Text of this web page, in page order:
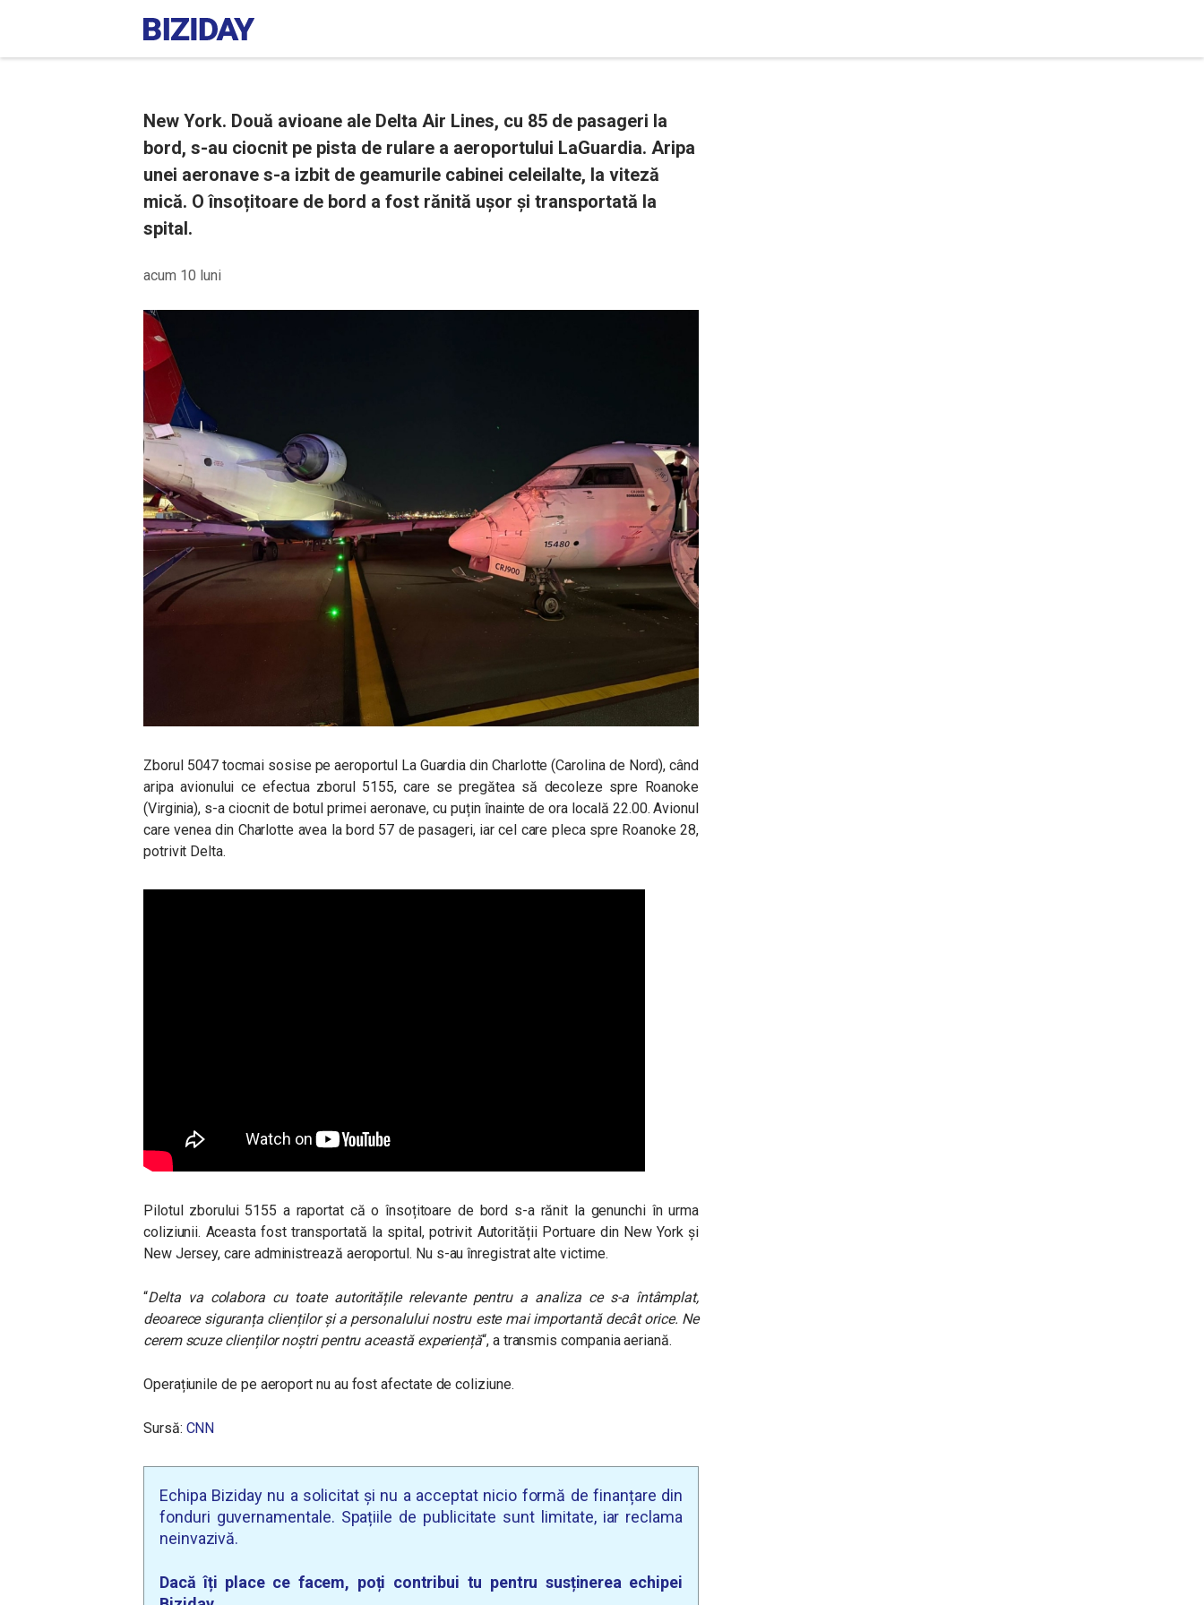
New York. Două avioane ale Delta Air Lines, cu 85 de pasageri la
bord, s-au ciocnit pe pista de rulare a aeroportului LaGuardia. Aripa
unei aeronave s-a izbit de geamurile cabinei celeilalte, la viteză
mică. O însoțitoare de bord a fost rănită ușor și transportată la
spital.
acum 10 luni
Zborul 5047 tocmai sosise pe aeroportul La Guardia din Charlotte (Carolina de Nord), când
aripa avionului ce efectua zborul 5155, care se pregătea să decoleze spre Roanoke
(Virginia), s-a ciocnit de botul primei aeronave, cu puțin înainte de ora locală 22.00. Avionul
care venea din Charlotte avea la bord 57 de pasageri, iar cel care pleca spre Roanoke 28,
potrivit Delta.
Pilotul zborului 5155 a raportat că o însoțitoare de bord s-a rănit la genunchi în urma
coliziunii. Aceasta fost transportată la spital, potrivit Autorității Portuare din New York și
New Jersey, care administrează aeroportul. Nu s-au înregistrat alte victime.
“Delta va colabora cu toate autoritățile relevante pentru a analiza ce s-a întâmplat,
deoarece siguranța clienților și a personalului nostru este mai importantă decât orice. Ne
cerem scuze clienților noștri pentru această experiență“, a transmis compania aeriană.
Operațiunile de pe aeroport nu au fost afectate de coliziune.
Sursă: CNN
Echipa Biziday nu a solicitat și nu a acceptat nicio formă de finanțare din
fonduri guvernamentale. Spațiile de publicitate sunt limitate, iar reclama
neinvazivă.
Dacă îți place ce facem, poți contribui tu pentru susținerea echipei